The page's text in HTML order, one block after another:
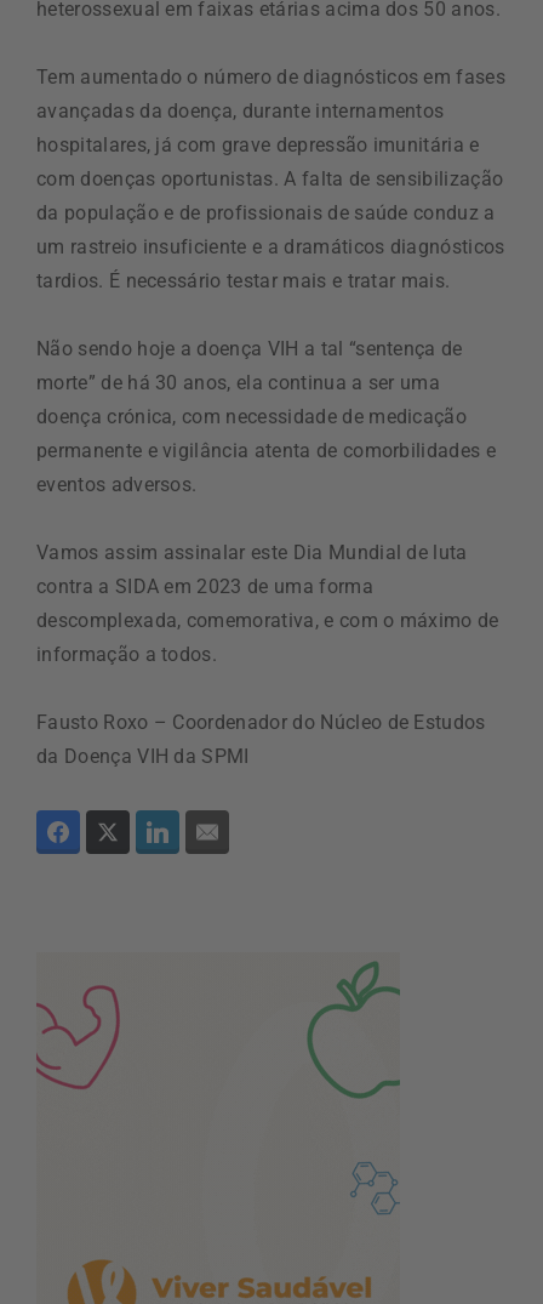
heterossexual em faixas etárias acima dos 50 anos.
Tem aumentado o número de diagnósticos em fases
avançadas da doença, durante internamentos
hospitalares, já com grave depressão imunitária e
com doenças oportunistas. A falta de sensibilização
da população e de profissionais de saúde conduz a
um rastreio insuficiente e a dramáticos diagnósticos
tardios. É necessário testar mais e tratar mais.
Não sendo hoje a doença VIH a tal “sentença de
morte” de há 30 anos, ela continua a ser uma
doença crónica, com necessidade de medicação
permanente e vigilância atenta de comorbilidades e
eventos adversos.
Vamos assim assinalar este Dia Mundial de luta
contra a SIDA em 2023 de uma forma
descomplexada, comemorativa, e com o máximo de
informação a todos.
Fausto Roxo – Coordenador do Núcleo de Estudos
da Doença VIH da SPMI